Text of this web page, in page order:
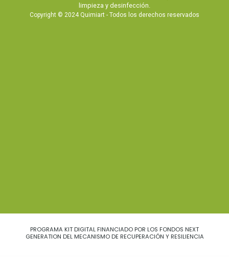
limpieza y desinfección.
Copyright © 2024 Quimiart - Todos los derechos reservados
PROGRAMA KIT DIGITAL FINANCIADO POR LOS FONDOS NEXT
GENERATION DEL MECANISMO DE RECUPERACIÓN Y RESILIENCIA